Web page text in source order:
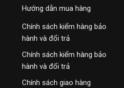
Hướng dẫn mua hàng
Chính sách kiểm hàng bảo
hành và đổi trả
Chính sách kiểm hàng bảo
hành và đổi trả
Chính sách giao hàng